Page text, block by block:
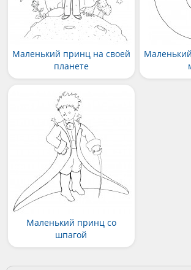
Маленький принц на своей
планете
Маленький принц со
шпагой